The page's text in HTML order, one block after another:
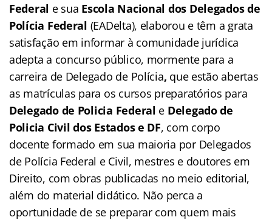
Federal e sua Escola Nacional dos Delegados de
Polícia Federal (EADelta), elaborou e têm a grata
satisfação em informar à comunidade jurídica
adepta a concurso público, mormente para a
carreira de Delegado de Polícia, que estão abertas
as matrículas para os cursos preparatórios para
Delegado de Policia Federal e Delegado de
Policia Civil dos Estadose DF, com corpo
docente formado em sua maioria por Delegados
de Polícia Federal e Civil, mestres e doutores em
Direito, com obras publicadas no meio editorial,
além do material didático. Não perca a
oportunidade de se preparar com quem mais